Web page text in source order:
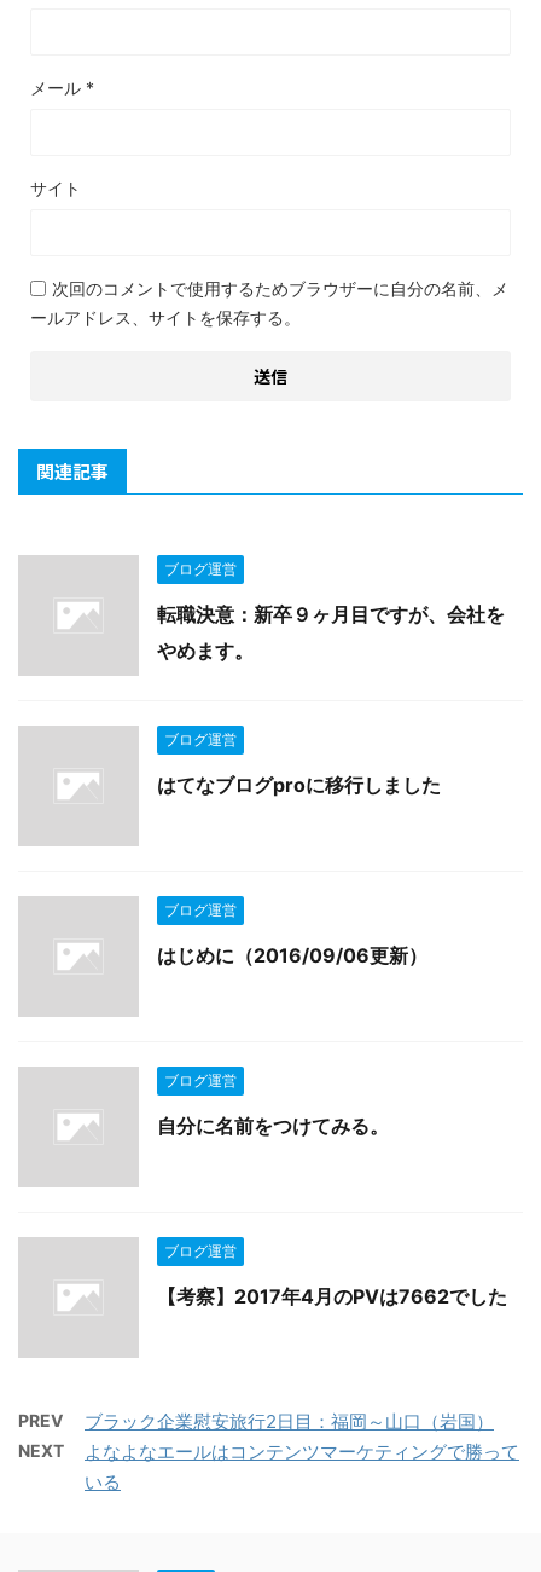
メール *
サイト
次回のコメントで使用するためブラウザーに自分の名前、メ
ールアドレス、サイトを保存する。
関連記事
ブログ運営
転職決意：新卒９ヶ月目ですが、会社を
やめます。
ブログ運営
はてなブログproに移行しました
ブログ運営
はじめに（2016/09/06更新）
ブログ運営
自分に名前をつけてみる。
ブログ運営
【考察】2017年4月のPVは7662でした
PREV ブラック企業慰安旅行2日目：福岡～山口（岩国）
NEXT
よなよなエールはコンテンツマーケティングで勝って
いる